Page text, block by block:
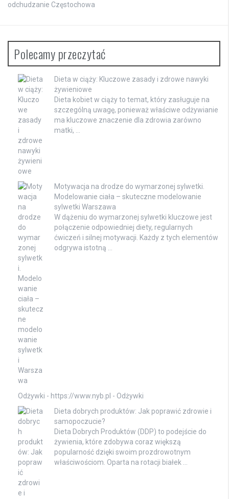
odchudzanie Częstochowa
Polecamy przeczytać
Dieta w ciąży: Kluczowe zasady i zdrowe nawyki
żywieniowe
Dieta kobiet w ciąży to temat, który zasługuje na
szczególną uwagę, ponieważ właściwe odżywianie
ma kluczowe znaczenie dla zdrowia zarówno
matki, …
Motywacja na drodze do wymarzonej sylwetki.
Modelowanie ciała – skuteczne modelowanie
sylwetki Warszawa
W dążeniu do wymarzonej sylwetki kluczowe jest
połączenie odpowiedniej diety, regularnych
ćwiczeń i silnej motywacji. Każdy z tych elementów
odgrywa istotną …
Odżywki - https://www.nyb.pl - Odżywki
Dieta dobrych produktów: Jak poprawić zdrowie i
samopoczucie?
Dieta Dobrych Produktów (DDP) to podejście do
żywienia, które zdobywa coraz większą
popularność dzięki swoim prozdrowotnym
właściwościom. Oparta na rotacji białek …